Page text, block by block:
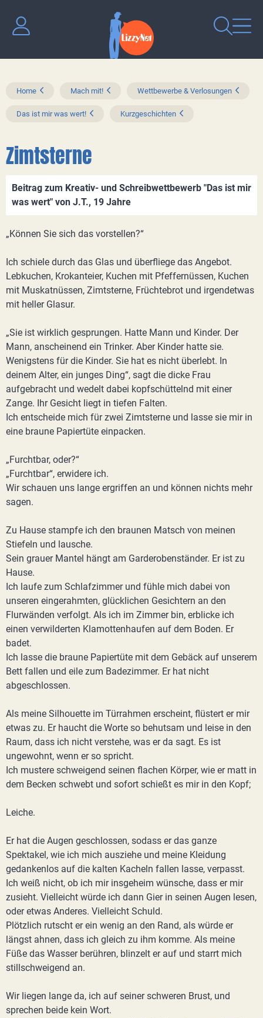
Home Mach mit! Wettbewerbe & Verlosungen
Das ist mir was wert! Kurzgeschichten
Zimtsterne
Beitrag zum Kreativ- und Schreibwettbewerb "Das ist mir
was wert" von J.T., 19 Jahre
„Können Sie sich das vorstellen?“
Ich schiele durch das Glas und überfliege das Angebot.
Lebkuchen, Krokanteier, Kuchen mit Pfeffernüssen, Kuchen
mit Muskatnüssen, Zimtsterne, Früchtebrot und irgendetwas
mit heller Glasur.
„Sie ist wirklich gesprungen. Hatte Mann und Kinder. Der
Mann, anscheinend ein Trinker. Aber Kinder hatte sie.
Wenigstens für die Kinder. Sie hat es nicht überlebt. In
deinem Alter, ein junges Ding“, sagt die dicke Frau
aufgebracht und wedelt dabei kopfschüttelnd mit einer
Zange. Ihr Gesicht liegt in tiefen Falten.
Ich entscheide mich für zwei Zimtsterne und lasse sie mir in
eine braune Papiertüte einpacken.
„Furchtbar, oder?“
„Furchtbar“, erwidere ich.
Wir schauen uns lange ergriffen an und können nichts mehr
sagen.
Zu Hause stampfe ich den braunen Matsch von meinen
Stiefeln und lausche.
Sein grauer Mantel hängt am Garderobenständer. Er ist zu
Hause.
Ich laufe zum Schlafzimmer und fühle mich dabei von
unseren eingerahmten, glücklichen Gesichtern an den
Flurwänden verfolgt. Als ich im Zimmer bin, erblicke ich
einen verwilderten Klamottenhaufen auf dem Boden. Er
badet.
Ich lasse die braune Papiertüte mit dem Gebäck auf unserem
Bett fallen und eile zum Badezimmer. Er hat nicht
abgeschlossen.
Als meine Silhouette im Türrahmen erscheint, flüstert er mir
etwas zu. Er haucht die Worte so behutsam und leise in den
Raum, dass ich nicht verstehe, was er da sagt. Es ist
ungewohnt, wenn er so spricht.
Ich mustere schweigend seinen flachen Körper, wie er matt in
dem Becken schwebt und sofort schießt es mir in den Kopf;
Leiche.
Er hat die Augen geschlossen, sodass er das ganze
Spektakel, wie ich mich ausziehe und meine Kleidung
gedankenlos auf die kalten Kacheln fallen lasse, verpasst.
Ich weiß nicht, ob ich mir insgeheim wünsche, dass er mir
zusieht. Vielleicht würde ich dann Gier in seinen Augen lesen,
oder etwas Anderes. Vielleicht Schuld.
Plötzlich rutscht er ein wenig an den Rand, als würde er
längst ahnen, dass ich gleich zu ihm komme. Als meine
Füße das Wasser berühren, blinzelt er auf und starrt mich
stillschweigend an.
Wir liegen lange da, ich auf seiner schweren Brust, und
sprechen beide kein Wort.